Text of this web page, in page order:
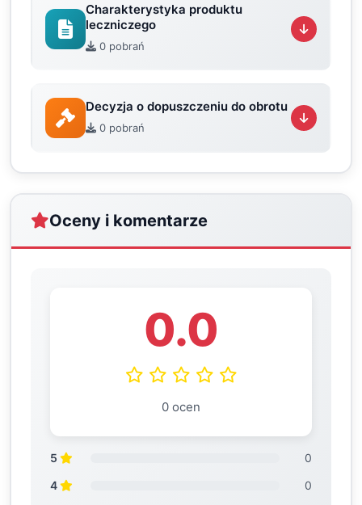
Charakterystyka produktu
leczniczego
0 pobrań
Decyzja o dopuszczeniu do obrotu
0 pobrań
Oceny i komentarze
0.0
0 ocen
5
0
4
0